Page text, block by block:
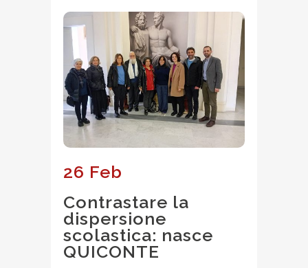
26 Feb
Contrastare la
dispersione
scolastica: nasce
QUICONTE